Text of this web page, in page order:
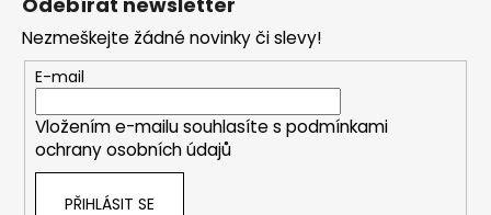
a
c
í
p
r
Nezmeškejte žádné novinky či slevy!
E-mail
Vložením e-mailu souhlasíte s podmínkami
ochrany osobních údajů
PŘIHLÁSIT SE